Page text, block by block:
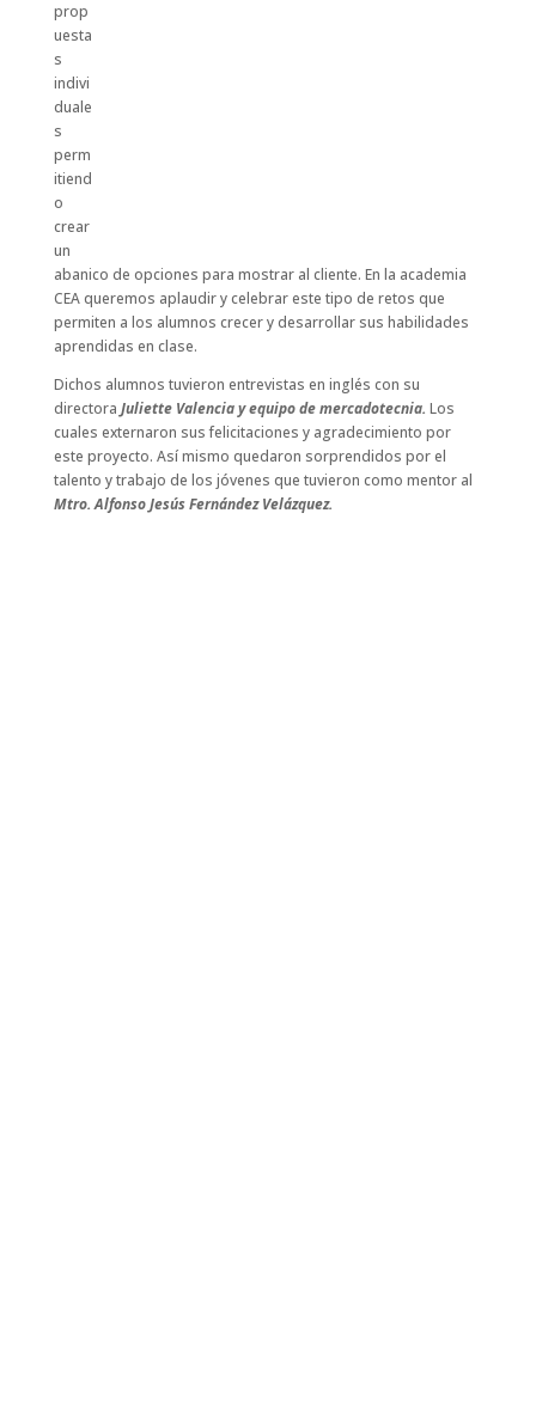
prop
uesta
s
indivi
duale
s
perm
itiend
o
crear
un
abanico de opciones para mostrar al cliente. En la academia
CEA queremos aplaudir y celebrar este tipo de retos que
permiten a los alumnos crecer y desarrollar sus habilidades
aprendidas en clase.
Dichos alumnos tuvieron entrevistas en inglés con su
directora Juliette Valencia y equipo de mercadotecnia. Los
cuales externaron sus felicitaciones y agradecimiento por
este proyecto. Así mismo quedaron sorprendidos por el
talento y trabajo de los jóvenes que tuvieron como mentor al
Mtro. Alfonso Jesús Fernández Velázquez.